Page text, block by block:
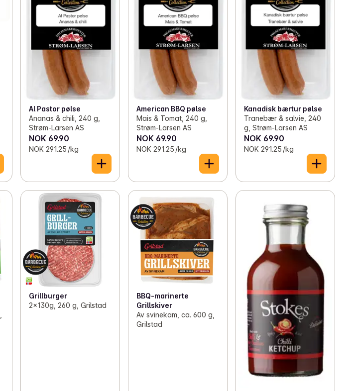
Al Pastor pølse
Ananas & chili, 240 g,
Strøm-Larsen AS
NOK 69.90
NOK 291.25 /kg
American BBQ pølse
Mais & Tomat, 240 g,
Strøm-Larsen AS
NOK 69.90
NOK 291.25 /kg
Kanadisk bærtur pølse
Tranebær & salvie, 240
g, Strøm-Larsen AS
NOK 69.90
NOK 291.25 /kg
Grillburger
2x130g, 260 g, Grilstad
BBQ-marinerte
Grillskiver
Av svinekam, ca. 600 g,
Grilstad